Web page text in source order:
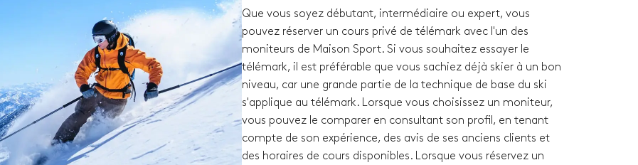
Que vous soyez débutant, intermédiaire ou expert, vous
pouvez réserver un cours privé de télémark avec l'un des
moniteurs de Maison Sport. Si vous souhaitez essayer le
télémark, il est préférable que vous sachiez déjà skier à un bon
niveau, car une grande partie de la technique de base du ski
s'applique au télémark. Lorsque vous choisissez un moniteur,
vous pouvez le comparer en consultant son profil, en tenant
compte de son expérience, des avis de ses anciens clients et
des horaires de cours disponibles. Lorsque vous réservez un